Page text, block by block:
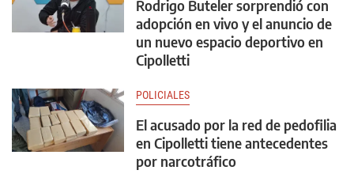
Rodrigo Buteler sorprendió con
adopción en vivo y el anuncio de
un nuevo espacio deportivo en
Cipolletti
POLICIALES
El acusado por la red de pedofilia
en Cipolletti tiene antecedentes
por narcotráfico